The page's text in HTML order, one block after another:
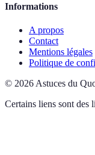
Informations
A propos
Contact
Mentions légales
Politique de
© 2026 Astuces du
Certains liens sont des